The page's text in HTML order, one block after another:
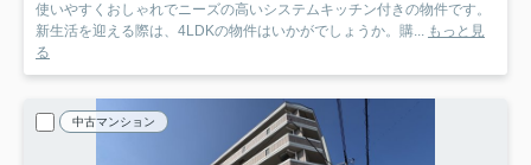
使いやすくおしゃれでニーズの高いシステムキッチン付きの物件です。
新生活を迎える際は、4LDKの物件はいかがでしょうか。購... もっと見
る
中古マンション